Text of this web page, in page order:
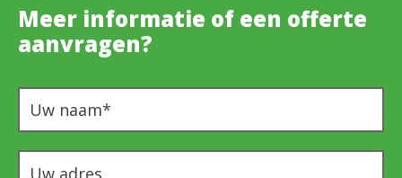
Meer informatie of een offerte
aanvragen?